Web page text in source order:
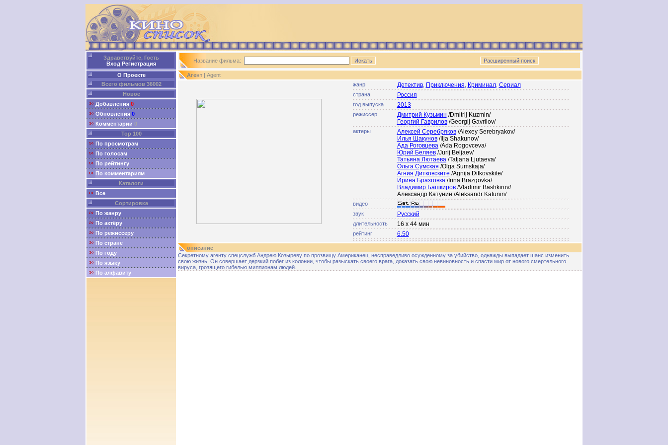
Здравствуйте, Гость
Вход Регистрация
О Проекте
Всего фильмов 36002
Новое
Добавления 0
Обновления 0
Комментарии 0
Top 100
По просмотрам
По голосам
По рейтингу
По комментариям
Каталоги
Все
Сортировка
По жанру
По актёру
По режиссеру
По стране
По году
По языку
По алфавиту
Название фильма:
Агент | Agent
жанр
Детектив, Приключения Криминал, Сериал
страна Россия
год выпуска 2013
режиссер Дмитрий Кузьмин /Dmitrij Kuzmin/
Георгий Гаврилов /Georgij Gavrilov/
актеры Алексей Серебряков /Alexey Serebryakov/
Илья Шакунов /Ilja Shakunov/
Ада Роговцева /Ada Rogovceva/
Юрий Беляев /Jurij Beljaev/
Татьяна Лютаева /Tatjana Ljutaeva/
Ольга Сумская /Olga Sumskaja/
Агния Дитковските /Agnija Ditkovskite/
Ирина Бразговка /Irina Brazgovka/
Владимир Башкиров /Vladimir Bashkirov/
Александр Катунин /Aleksandr Katunin/
видео
звук
Русский
длительность 16 x 44 мин
рейтинг 6.50
описание
Секретному агенту спецслужб Андрею Козыреву по прозвищу Американец, несправедливо осужденному за убийство, однажды выпадает шанс изменить
свою жизнь. Он совершает дерзкий побег из колонии, чтобы разыскать своего врага, доказать свою невиновность и спасти мир от нового смертельного
вируса, грозящего гибелью миллионам людей.